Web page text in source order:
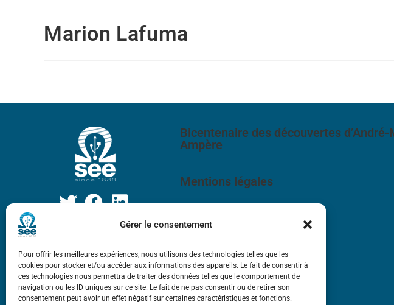
Gérer le consentement
Pour offrir les meilleures expériences, nous utilisons des technologies telles que les
cookies pour stocker et/ou accéder aux informations des appareils. Le fait de consentir à
ces technologies nous permettra de traiter des données telles que le comportement de
navigation ou les ID uniques sur ce site. Le fait de ne pas consentir ou de retirer son
consentement peut avoir un effet négatif sur certaines caractéristiques et fonctions.
Marion Lafuma
Bicentenaire des découvertes d’André-
Ampère
Mentions légales